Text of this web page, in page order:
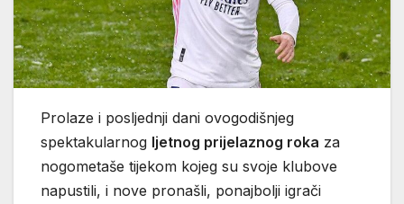
Prolaze i posljednji dani ovogodišnjeg
spektakularnog ljetnog prijelaznog roka za
nogometaše tijekom kojeg su svoje klubove
napustili, i nove pronašli, ponajbolji igrači